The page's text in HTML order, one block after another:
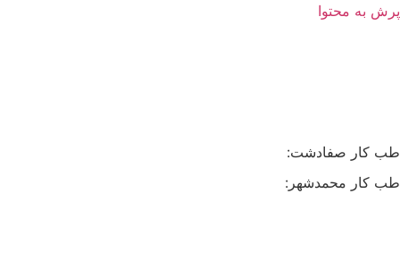
پرش به محتوا
طب کار صفادشت:
طب کار محمدشهر: